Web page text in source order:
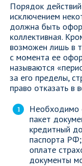
Порядок
исключением
должна быть
коллективная.
возможен лишь в
с момента ее
называются
за его пределы,
право отказать в
Необходимо
пакет
кредитный
паспорта
оплате
документы